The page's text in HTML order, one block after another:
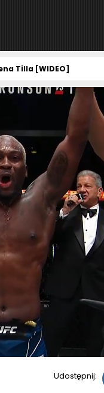
Tilla [WIDEO]
Udostępnij: